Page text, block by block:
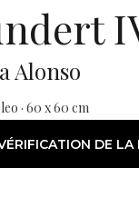
Alonso
· 60 x 60 cm
DE LA